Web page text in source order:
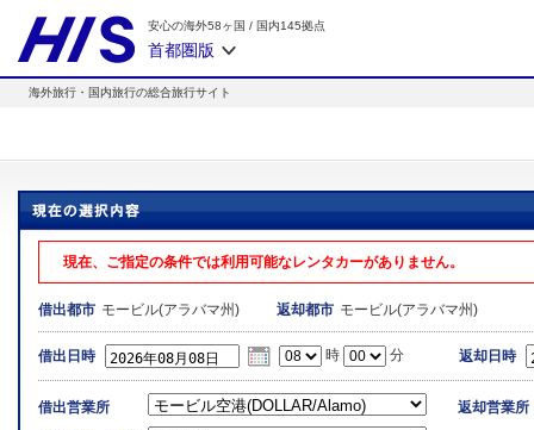
安心の海外58ヶ国 / 国内145拠点
首都圏版
海外旅行・国内旅行の総合旅行サイト
現在、ご指定の条件では利用可能なレンタカーがありません。
借出都市 モービル(アラバマ州) 返却都市 モービル(アラバマ州)
借出日時 時 分 返却日時
借出営業所
返却営業所